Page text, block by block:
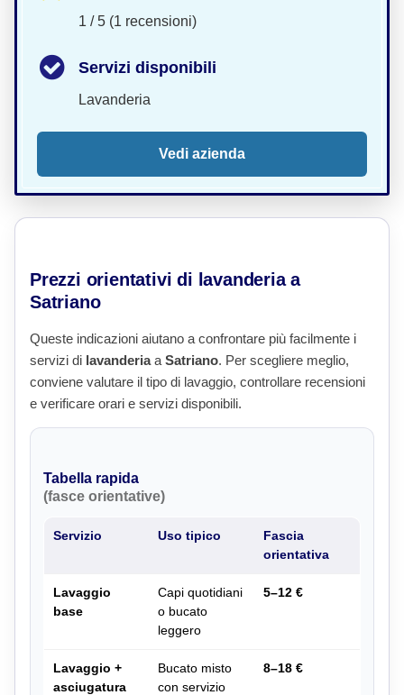
1 / 5 (1 recensioni)
Servizi disponibili
Lavanderia
Vedi azienda
Prezzi orientativi di lavanderia a
Satriano
Queste indicazioni aiutano a confrontare più facilmente i
servizi di lavanderiaa Satriano. Per scegliere meglio,
conviene valutare il tipo di lavaggio, controllare recensioni
e verificare orari e servizi disponibili.
Tabella rapida
(fasce orientative)
Servizio Uso tipico
Fascia
orientativa
Lavaggio
base
Capi quotidiani
o bucato
leggero
5–12 €
Lavaggio +
asciugatura
Bucato misto
con servizio
8–18 €